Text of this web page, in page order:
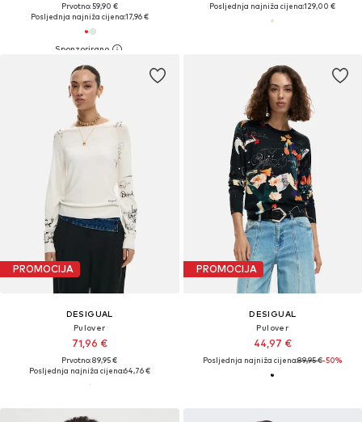
Prvotno: 59,90 €
Posljednja najniža cijena:17,96 €
Posljednja najniža cijena:129,00 €
PROMOCIJA
DESIGUAL
Pulover
71,96 €
Prvotno: 89,95 €
Posljednja najniža cijena:64,76 €
PROMOCIJA
DESIGUAL
Pulover
44,97 €
Posljednja najniža cijena:89,95 €-50%